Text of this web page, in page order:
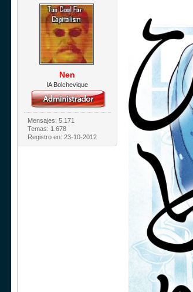
Nen
IA Bolchevique
Mensajes: 5.171
Temas: 1.678
Registro en: 23-10-2012